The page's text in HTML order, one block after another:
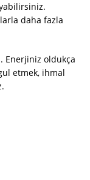
daha fazla
Enerjiniz oldukça
etmek, ihmal